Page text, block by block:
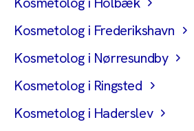
Kosmetolog i Frederikshavn
Kosmetolog i Nørresundby
Kosmetolog i Ringsted
Kosmetolog i Haderslev